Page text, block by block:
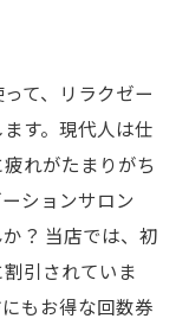
て、リラクゼー
す。現代人は仕
れがたまりがち
ションサロン
？ 当店では、初
引されていま
もお得な回数券